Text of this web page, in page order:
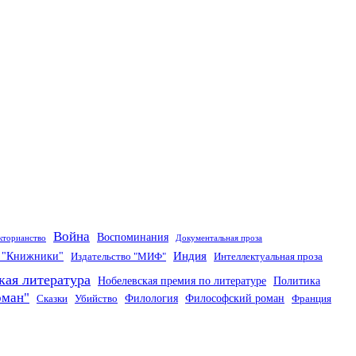
Война Воспоминания Документальная проза
"Книжники" Издательство "МИФ" Индия Интеллектуальная проза
литература Нобелевская премия по литературе Политика
Сказки Убийство Филология Философский роман Франция